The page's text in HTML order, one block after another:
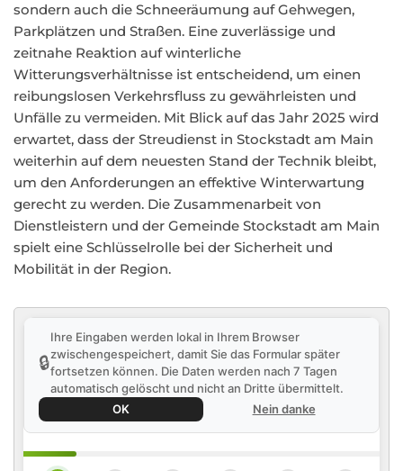
sondern auch die Schneeräumung auf Gehwegen,
Parkplätzen und Straßen. Eine zuverlässige und
zeitnahe Reaktion auf winterliche
Witterungsverhältnisse ist entscheidend, um einen
reibungslosen Verkehrsfluss zu gewährleisten und
Unfälle zu vermeiden. Mit Blick auf das Jahr 2025 wird
erwartet, dass der Streudienst in Stockstadt am Main
weiterhin auf dem neuesten Stand der Technik bleibt,
um den Anforderungen an effektive Winterwartung
gerecht zu werden. Die Zusammenarbeit von
Dienstleistern und der Gemeinde Stockstadt am Main
spielt eine Schlüsselrolle bei der Sicherheit und
Mobilität in der Region.
🔒
Ihre Eingaben werden lokal in Ihrem Browser
zwischengespeichert, damit Sie das Formular später
fortsetzen können. Die Daten werden nach 7 Tagen
automatisch gelöscht und nicht an Dritte übermittelt.
OK
Nein danke